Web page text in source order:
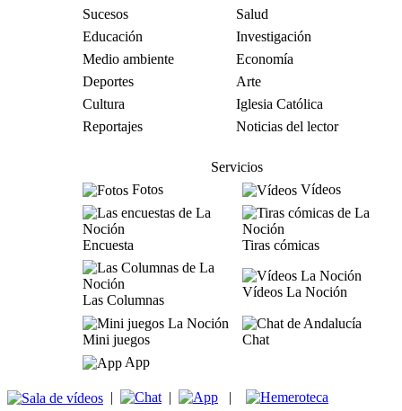
Sucesos
Salud
Educación
Investigación
Medio ambiente
Economía
Deportes
Arte
Cultura
Iglesia Católica
Reportajes
Noticias del lector
Servicios
Fotos
Vídeos
Encuesta Tiras cómicas
Las Columnas
Vídeos La Noción
Mini juegos
Chat
App
| | |